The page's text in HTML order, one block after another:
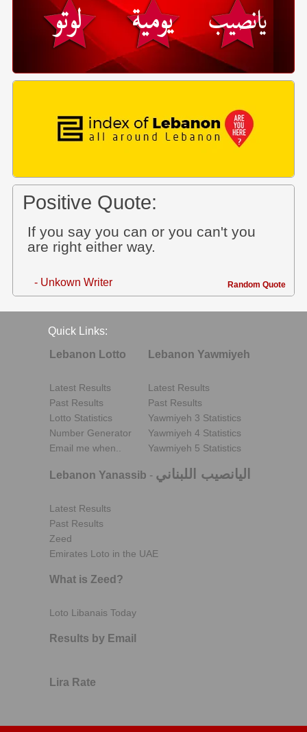
Positive Quote:
If you say you can or you can't you
are right either way.
- Unkown Writer Random Quote
Quick Links:
Lebanon Lotto
Latest Results
Past Results
Lotto Statistics
Number Generator
Email me when..
Lebanon Yawmiyeh
Latest Results
Past Results
Yawmiyeh 3 Statistics
Yawmiyeh 4 Statistics
Yawmiyeh 5 Statistics
Lebanon Yanassib - اليانصيب اللبناني
Latest Results
Past Results
Zeed
Emirates Loto in the UAE
What is Zeed?
Loto Libanais Today
Results by Email
Lira Rate